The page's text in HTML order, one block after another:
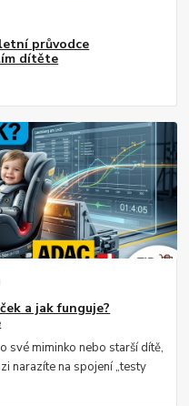
průvodce
dítěte
a jak funguje?
své miminko nebo starší dítě,
narazíte na spojení „testy